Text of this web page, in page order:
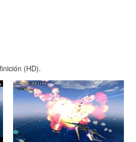
(HD).